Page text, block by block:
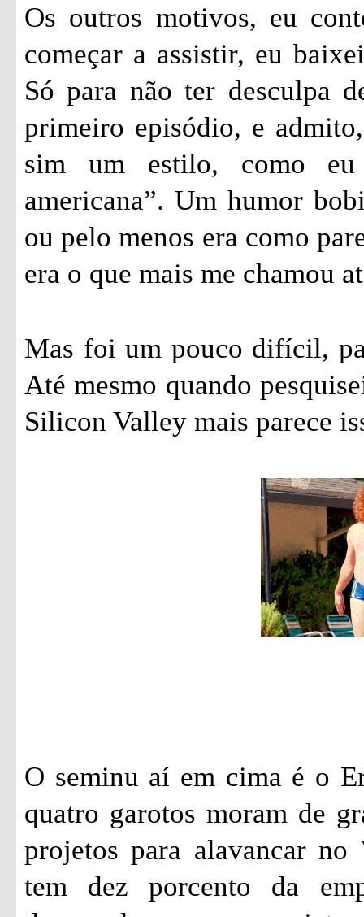
Os outros motivos, eu
começar a assistir, eu
Só para não ter desculpa
primeiro episódio, e
sim um estilo, como eu
americana”. Um humor
ou pelo menos era como
era o que mais me chamou
Mas foi um pouco difícil,
Até mesmo quando
Silicon Valley mais parece
O seminu aí em cima é o
quatro garotos moram de
projetos para alavancar
tem dez porcento da